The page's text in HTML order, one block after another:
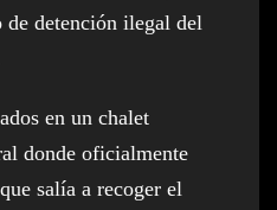
detención ilegal del
en un chalet
donde oficialmente
salía a recoger el